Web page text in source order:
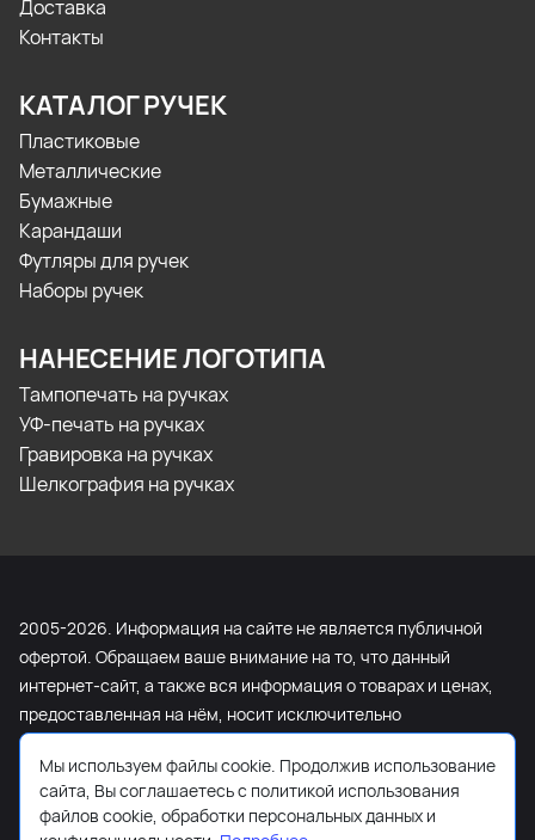
Доставка
Контакты
КАТАЛОГ РУЧЕК
Пластиковые
Металлические
Бумажные
Карандаши
Футляры для ручек
Наборы ручек
НАНЕСЕНИЕ ЛОГОТИПА
Тампопечать на ручках
УФ-печать на ручках
Гравировка на ручках
Шелкография на ручках
2005-2026. Информация на сайте не является публичной
офертой. Обращаем ваше внимание на то, что данный
интернет-сайт, а также вся информация о товарах и ценах,
предоставленная на нём, носит исключительно
информационный характер и ни при каких условиях не
является публичной офертой, определяемой положениями
Статьи 437 Гражданского кодекса Российской Федерации.
Для получения подробной информации о наличии и
Мы используем файлы cookie. Продолжив использование
сайта, Вы соглашаетесь с политикой использования
файлов cookie, обработки персональных данных и